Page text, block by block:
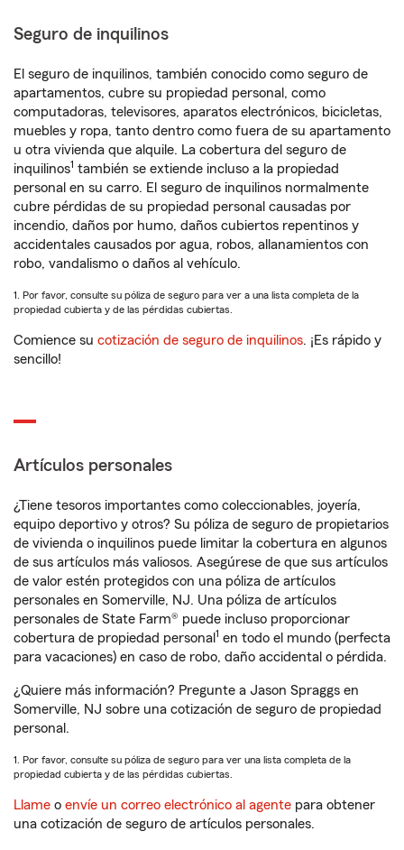
Seguro de inquilinos
El seguro de inquilinos, también conocido como seguro de
apartamentos, cubre su propiedad personal, como
computadoras, televisores, aparatos electrónicos, bicicletas,
muebles y ropa, tanto dentro como fuera de su apartamento
u otra vivienda que alquile. La cobertura del seguro de
inquilinos1 también se extiende incluso a la propiedad
personal en su carro. El seguro de inquilinos normalmente
cubre pérdidas de su propiedad personal causadas por
incendio, daños por humo, daños cubiertos repentinos y
accidentales causados por agua, robos, allanamientos con
robo, vandalismo o daños al vehículo.
1. Por favor, consulte su póliza de seguro para ver a una lista completa de la
propiedad cubierta y de las pérdidas cubiertas.
Comience su cotización de seguro de inquilinos. ¡Es rápido y
sencillo!
Artículos personales
¿Tiene tesoros importantes como coleccionables, joyería,
equipo deportivo y otros? Su póliza de seguro de propietarios
de vivienda o inquilinos puede limitar la cobertura en algunos
de sus artículos más valiosos. Asegúrese de que sus artículos
de valor estén protegidos con una póliza de artículos
personales en Somerville, NJ. Una póliza de artículos
personales de State Farm® puede incluso proporcionar
cobertura de propiedad personal 1 en todo el mundo (perfecta
para vacaciones) en caso de robo, daño accidental o pérdida.
¿Quiere más información? Pregunte a Jason Spraggs en
Somerville, NJ sobre una cotización de seguro de propiedad
personal.
1. Por favor, consulte su póliza de seguro para ver una lista completa de la
propiedad cubierta y de las pérdidas cubiertas.
Llame o envíe un correo electrónico al agente para obtener
una cotización de seguro de artículos personales.